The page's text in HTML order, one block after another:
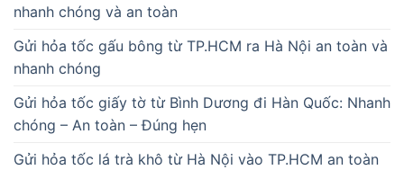
nhanh chóng và an toàn
Gửi hỏa tốc gấu bông từ TP.HCM ra Hà Nội an toàn và
nhanh chóng
Gửi hỏa tốc giấy tờ từ Bình Dương đi Hàn Quốc: Nhanh
chóng – An toàn – Đúng hẹn
Gửi hỏa tốc lá trà khô từ Hà Nội vào TP.HCM an toàn